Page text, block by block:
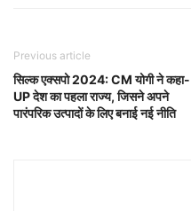
Previous article
सिल्क एक्सपो 2024: CM योगी ने कहा-
UP देश का पहला राज्य, जिसने अपने
पारंपरिक उत्पादों के लिए बनाई नई नीति